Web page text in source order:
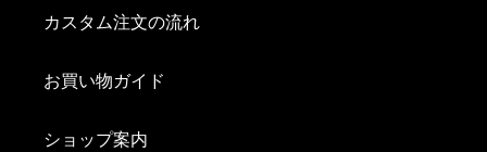
カスタム注文の流れ
お買い物ガイド
ショップ案内